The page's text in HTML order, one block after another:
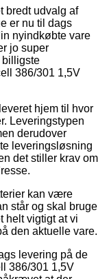
bredt udvalg af
er nu til dags
nyindkøbte vare
jo super
billigste
386/301 1,5V
hjem til hvor
Leveringstypen
derudover
leveringsløsning
det stiller krav om
kan være
står og skal bruge
helt vigtigt at vi
den aktuelle vare.
levering på de
386/301 1,5V